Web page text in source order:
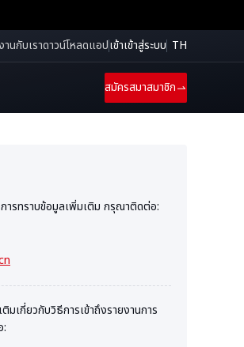
านกับเราดาวน์โหลดแอปเข้าเข้าสู่ระบบ TH
สมัครสมาสมาชิก
ารทราบข้อมูลเพิ่มเติม กรุณาติดต่อ:
มเกี่ยวกับวิธีการเข้าถึงรายงานการ
: